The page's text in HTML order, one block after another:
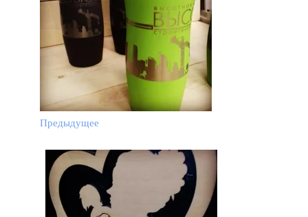
Предыдущее